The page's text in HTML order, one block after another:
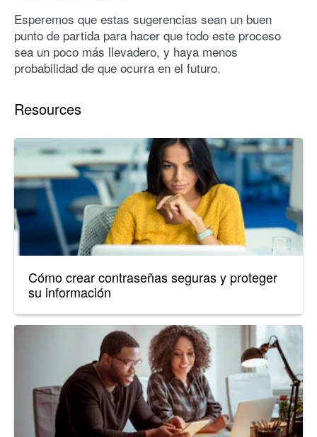
Esperemos que estas sugerencias sean un buen
punto de partida para hacer que todo este proceso
sea un poco más llevadero, y haya menos
probabilidad de que ocurra en el futuro.
Resources
Cómo crear contraseñas seguras y proteger
su información